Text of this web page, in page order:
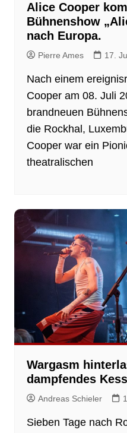
Alice Cooper
Bühnenshow
nach Europa.
Pierre Ames 17.
Nach einem
Cooper am 08. Juli
brandneuen
die Rockhal,
Cooper war ein
theatralischen
Wargasm
dampfendes
Andreas Schieler
Sieben Tage nach